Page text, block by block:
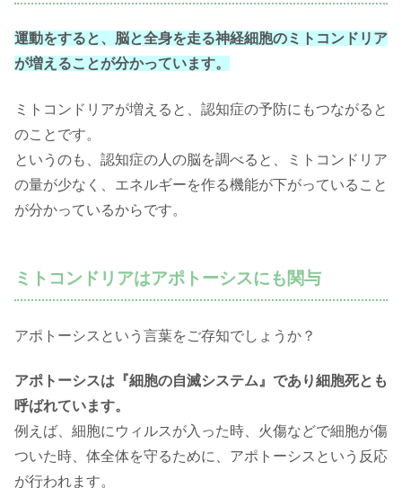
運動をすると、脳と全身を走る神経細胞のミトコンドリア
が増えることが分かっています。
ミトコンドリアが増えると、認知症の予防にもつながると
のことです。
というのも、認知症の人の脳を調べると、ミトコンドリア
の量が少なく、エネルギーを作る機能が下がっていること
が分かっているからです。
ミトコンドリアはアポトーシスにも関与
アポトーシスという言葉をご存知でしょうか？
アポトーシスは『細胞の自滅システム』であり細胞死とも
呼ばれています。
例えば、細胞にウィルスが入った時、火傷などで細胞が傷
ついた時、体全体を守るために、アポトーシスという反応
が行われます。